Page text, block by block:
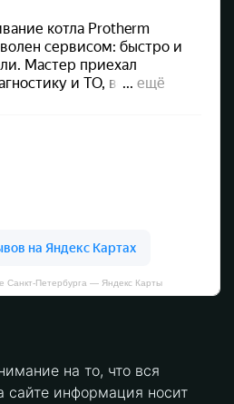
Санкт‑Петербурга — Яндекс Карты
на то, что вся
сайте информация носит